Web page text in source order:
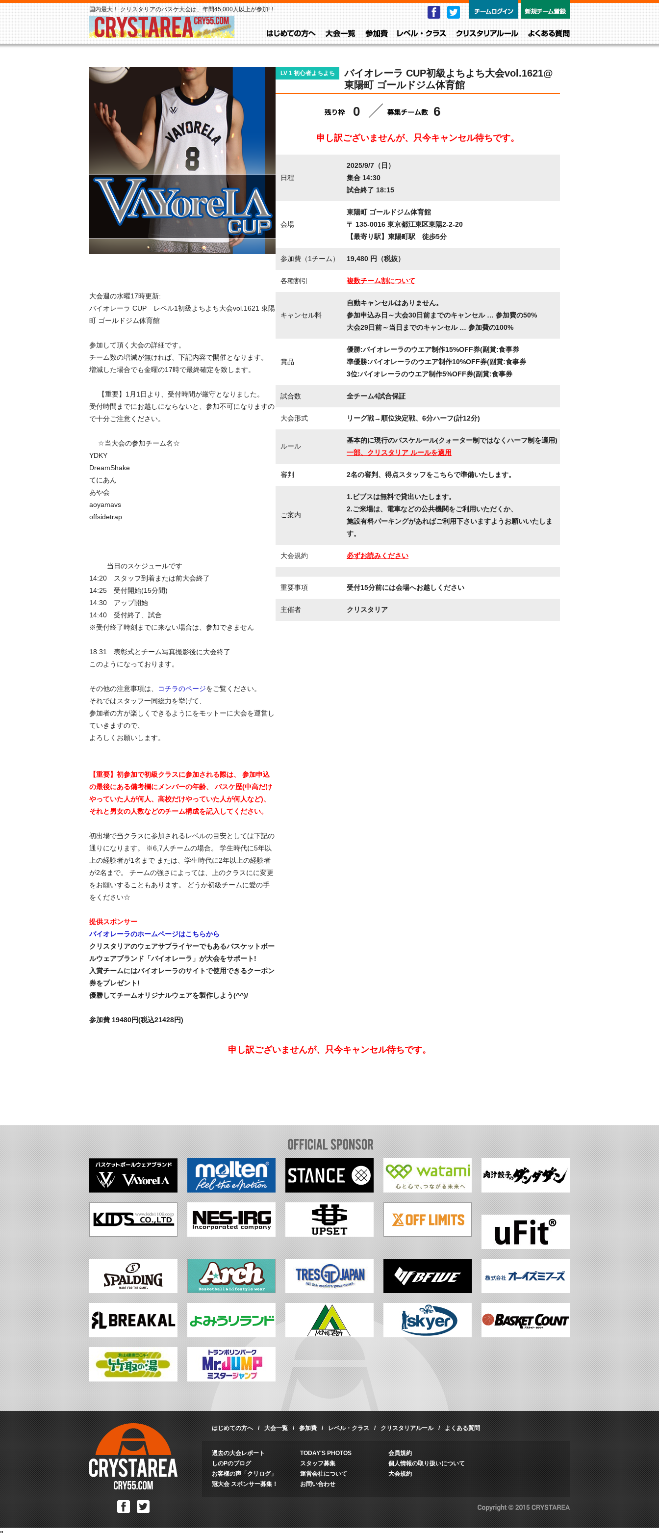
国内最大！ クリスタリアのバスケ大会は、年間45,000人以上が参加!！ FacebookTwitter
はじめての方へ
大会一覧参加費 レベル・クラス
大会週の水曜17時更新:
バイオレーラ CUP レベル1初級よちよち大会vol.1621 東陽
町 ゴールドジム体育館
参加して頂く大会の詳細です。
チーム数の増減が無ければ、下記内容で開催となります。
増減した場合でも金曜の17時で最終確定を致します。
【重要】1月1日より、受付時間が厳守となりました。
受付時間までにお越しにならないと、参加不可になりますの
で十分ご注意ください。
☆当大会の参加チーム名☆
YDKY
DreamShake
てにあん
あや会
aoyamavs
offsidetrap
当日のスケジュールです
14:20 スタッフ到着または前大会終了
14:25 受付開始(15分間)
14:30 アップ開始
14:40 受付終了、試合
※受付終了時刻までに来ない場合は、参加できません
18:31 表彰式とチーム写真撮影後に大会終了
このようになっております。
その他の注意事項は、 コチラのページをご覧ください。
それではスタッフ一同総力を挙げて、
参加者の方が楽しくできるようにをモットーに大会を運営し
ていきますので、
よろしくお願いします。
【重要】初参加で初級クラスに参加される際は、 参加申込
の最後にある備考欄にメンバーの年齢、 バスケ歴(中高だけ
やっていた人が何人、高校だけやっていた人が何人など)、
それと男女の人数などのチーム構成を記入してください。
初出場で当クラスに参加されるレベルの目安としては下記の
通りになります。 ※6,7人チームの場合。 学生時代に5年以
上の経験者が1名まで または、学生時代に2年以上の経験者
が2名まで。 チームの強さによっては、上のクラスにに変更
をお願いすることもあります。 どうか初級チームに愛の手
をください☆
提供スポンサー
バイオレーラのホームページはこちらから
クリスタリアのウェアサプライヤーでもあるバスケットボー
ルウェアブランド「バイオレーラ」が大会をサポート!
入賞チームにはバイオレーラのサイトで使用できるクーポン
券をプレゼント!
優勝してチームオリジナルウェアを製作しよう(^^)/
参加費 19480円(税込21428円)
LV 1 初心者よちよち
バイオレーラ CUP初級よちよち大会vol.1621@
東陽町 ゴールドジム体育館
0 6
申し訳ございませんが、只今キャンセル待ちです。
日程
2025/9/7（日）
集合 14:30
試合終了 18:15
会場
東陽町 ゴールドジム体育館
〒 135-0016 東京都江東区東陽2-2-20
【最寄り駅】東陽町駅 徒歩5分
参加費（1チーム） 19,480 円（税抜）
各種割引 複数チーム割について
キャンセル料
自動キャンセルはありません。
参加申込み日～大会30日前までのキャンセル … 参加費の50%
大会29日前～当日までのキャンセル … 参加費の100%
賞品
優勝:バイオレーラのウエア制作15%OFF券(副賞:食事券
準優勝:バイオレーラのウエア制作10%OFF券(副賞:食事券
3位:バイオレーラのウエア制作5%OFF券(副賞:食事券
試合数 全チーム4試合保証
大会形式 リーグ戦→順位決定戦、6分ハーフ(計12分)
ルール
基本的に現行のバスケルール(クォーター制ではなくハーフ制を適用)
一部、クリスタリア ルールを適用
審判 2名の審判、得点スタッフをこちらで準備いたします。
ご案内
1.ビブスは無料で貸出いたします。
2.ご来場は、電車などの公共機関をご利用いただくか、
施設有料パーキングがあればご利用下さいますようお願いいたしま
す。
大会規約 必ずお読みください
重要事項 受付15分前には会場へお越しください
主催者 クリスタリア
申し訳ございませんが、只今キャンセル待ちです。
FacebookTwitter
はじめての方へ 大会一覧 参加費 レベル・クラス クリスタリアルール よくある質問
過去の大会レポート
しのPのブログ
お客様の声「クリログ」
冠大会 スポンサー募集！
TODAY'S PHOTOS
スタッフ募集
運営会社について
お問い合わせ
会員規約
個人情報の取り扱いについて
大会規約
"